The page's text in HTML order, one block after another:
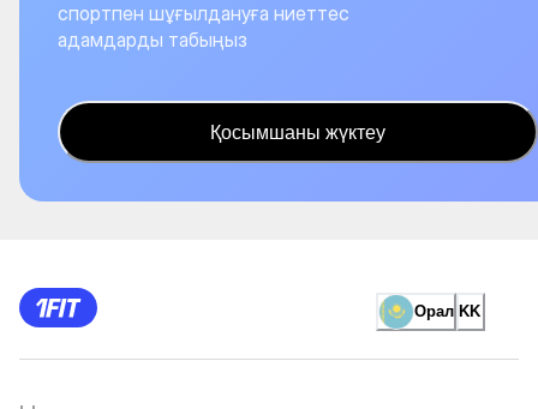
спортпен шұғылдануға ниеттес
адамдарды табыңыз
Қосымшаны жүктеу
Орал KK